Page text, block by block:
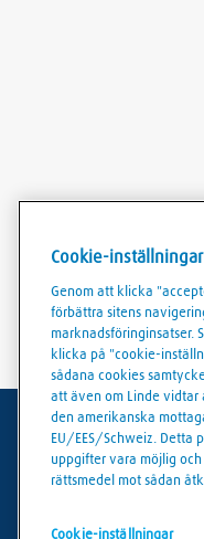
Cookie-inställningar
Genom att klicka
förbättra sitens
marknadsföringinsatser.
klicka på "cookie-
sådana cookies
att även om Linde vidtar
den amerikanska
EU/EES/Schweiz. Detta
uppgifter vara möjlig
rättsmedel mot sådan
Cookie-inställningar